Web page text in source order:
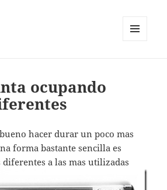
ocupando
hacer durar un poco mas
forma bastante sencilla es
a las mas utilizadas